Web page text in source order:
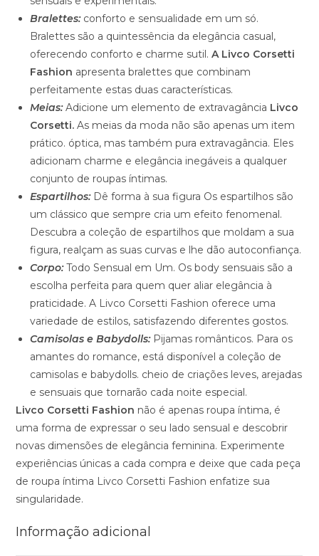
Bralettes:conforto e sensualidade em um só.
Bralettes são a quintessência da elegância casual,
oferecendo conforto e charme sutil.A Livco Corsetti
Fashion apresenta bralettes que combinam
perfeitamente estas duas características.
Meias:Adicione um elemento de extravagância Livco
Corsetti. As meias da moda não são apenas um item
prático. óptica, mas também pura extravagância. Eles
adicionam charme e elegância inegáveis a qualquer
conjunto de roupas íntimas.
Espartilhos:Dê forma à sua figura Os espartilhos são
um clássico que sempre cria um efeito fenomenal.
Descubra a coleção de espartilhos que moldam a sua
figura, realçam as suas curvas e lhe dão autoconfiança.
Corpo:Todo Sensual em Um. Os body sensuais são a
escolha perfeita para quem quer aliar elegância à
praticidade. A Livco Corsetti Fashion oferece uma
variedade de estilos, satisfazendo diferentes gostos.
Camisolas e Babydolls:Pijamas românticos. Para os
amantes do romance, está disponível a coleção de
camisolas e babydolls. cheio de criações leves, arejadas
e sensuais que tornarão cada noite especial.
Livco Corsetti Fashion não é apenas roupa íntima, é
uma forma de expressar o seu lado sensual e descobrir
novas dimensões de elegância feminina. Experimente
experiências únicas a cada compra e deixe que cada peça
de roupa íntima Livco Corsetti Fashion enfatize sua
singularidade.
Informação adicional